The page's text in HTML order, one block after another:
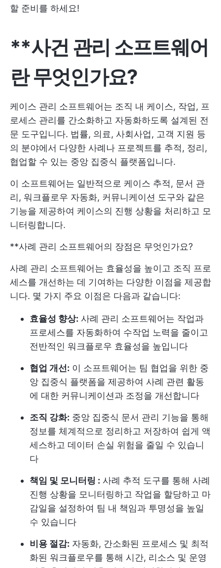
할 준비를 하세요!
**사건 관리 소프트웨어
란 무엇인가요?
케이스 관리 소프트웨어는 조직 내 케이스, 작업, 프
로세스 관리를 간소화하고 자동화하도록 설계된 전
문 도구입니다. 법률, 의료, 사회사업, 고객 지원 등
의 분야에서 다양한 사례나 프로젝트를 추적, 정리,
협업할 수 있는 중앙 집중식 플랫폼입니다.
이 소프트웨어는 일반적으로 케이스 추적, 문서 관
리, 워크플로우 자동화, 커뮤니케이션 도구와 같은
기능을 제공하여 케이스의 진행 상황을 처리하고 모
니터링합니다.
**사례 관리 소프트웨어의 장점은 무엇인가요?
사례 관리 소프트웨어는 효율성을 높이고 조직 프로
세스를 개선하는 데 기여하는 다양한 이점을 제공합
니다. 몇 가지 주요 이점은 다음과 같습니다:
효율성 향상: 사례 관리 소프트웨어는 작업과
프로세스를 자동화하여 수작업 노력을 줄이고
전반적인 워크플로우 효율성을 높입니다
협업 개선: 이 소프트웨어는 팀 협업을 위한 중
앙 집중식 플랫폼을 제공하여 사례 관련 활동
에 대한 커뮤니케이션과 조정을 개선합니다
조직 강화: 중앙 집중식 문서 관리 기능을 통해
정보를 체계적으로 정리하고 저장하여 쉽게 액
세스하고 데이터 손실 위험을 줄일 수 있습니
다
책임 및 모니터링 : 사례 추적 도구를 통해 사례
진행 상황을 모니터링하고 작업을 할당하고 마
감일을 설정하여 팀 내 책임과 투명성을 높일
수 있습니다
비용 절감: 자동화, 간소화된 프로세스 및 최적
화된 워크플로우를 통해 시간, 리소스 및 운영